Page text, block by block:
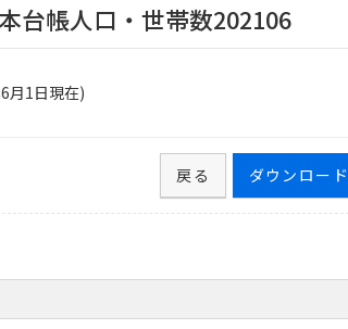
台帳人口・世帯数202106
月1日現在)
ダウンロード
戻る